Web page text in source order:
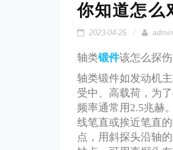
你知道怎么
2023-04-25 admin
轴类锻件该怎么探
轴类锻件如发动机
受中、高载荷，为
频率通常用2.5兆赫
线笔直或挨近笔直
点，用斜探头沿轴